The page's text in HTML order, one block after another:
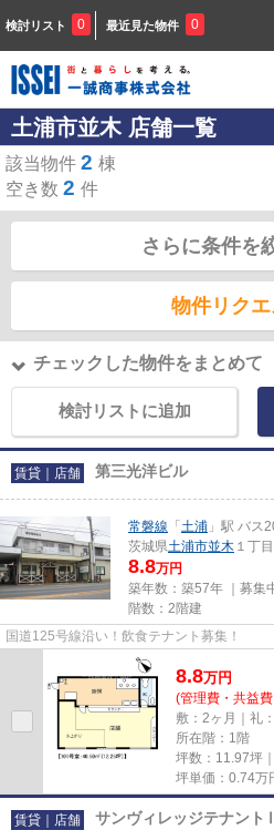
検討リスト 0 最近見た物件 0
土浦市並木 店舗一覧
該当物件 2 棟
空き数 2 件
さらに条件を
物件リクエ
チェックした物件をまとめて
検討リストに追加
賃貸｜店舗 第三光洋ビル
常磐線 「 土浦 」駅 バス
茨城県土浦市並木 １丁目
8.8万円
築年数：築57年 ｜募集
階数：2階建
国道125号線沿い！飲食テナント募集！
8.8万円
(管理費・共益
敷：2ヶ月｜礼
所在階：1階
坪数：11.97坪
坪単価： 0.74万
賃貸｜店舗 サンヴィレッジテナント